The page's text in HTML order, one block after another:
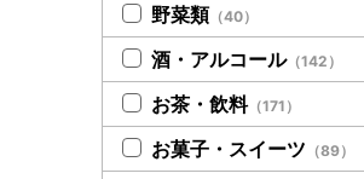
野菜類 （40）
酒・アルコール（142）
お茶・飲料（171）
お菓子・スイーツ （89）